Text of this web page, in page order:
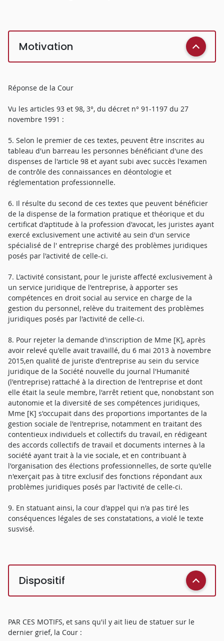
Motivation
Réponse de la Cour
Vu les articles 93 et 98, 3°, du décret n° 91-1197 du 27
novembre 1991 :
5. Selon le premier de ces textes, peuvent être inscrites au
tableau d'un barreau les personnes bénéficiant d'une des
dispenses de l'article 98 et ayant subi avec succès l'examen
de contrôle des connaissances en déontologie et
réglementation professionnelle.
6. Il résulte du second de ces textes que peuvent bénéficier
de la dispense de la formation pratique et théorique et du
certificat d'aptitude à la profession d'avocat, les juristes ayant
exercé exclusivement une activité au sein d'un service
spécialisé de l' entreprise chargé des problèmes juridiques
posés par l'activité de celle-ci.
7. L'activité consistant, pour le juriste affecté exclusivement à
un service juridique de l'entreprise, à apporter ses
compétences en droit social au service en charge de la
gestion du personnel, relève du traitement des problèmes
juridiques posés par l'activité de celle-ci.
8. Pour rejeter la demande d'inscription de Mme [K], après
avoir relevé qu'elle avait travaillé, du 6 mai 2013 à novembre
2015,en qualité de juriste d'entreprise au sein du service
juridique de la Société nouvelle du journal l'Humanité
(l'entreprise) rattaché à la direction de l'entreprise et dont
elle était la seule membre, l'arrêt retient que, nonobstant son
autonomie et la diversité de ses compétences juridiques,
Mme [K] s'occupait dans des proportions importantes de la
gestion sociale de l'entreprise, notamment en traitant des
contentieux individuels et collectifs du travail, en rédigeant
des accords collectifs de travail et documents internes à la
société ayant trait à la vie sociale, et en contribuant à
l'organisation des élections professionnelles, de sorte qu'elle
n'exerçait pas à titre exclusif des fonctions répondant aux
problèmes juridiques posés par l'activité de celle-ci.
9. En statuant ainsi, la cour d'appel qui n'a pas tiré les
conséquences légales de ses constatations, a violé le texte
susvisé.
Dispositif
PAR CES MOTIFS, et sans qu'il y ait lieu de statuer sur le
dernier grief, la Cour :